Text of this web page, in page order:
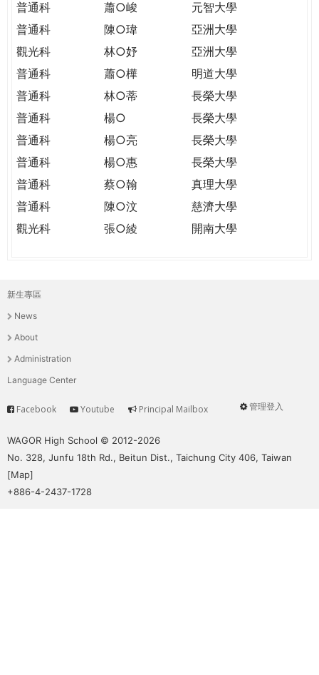
普通科 蕭○峻
元智大學
普通科
陳○瑋
亞洲大學
觀光科
林○妤
亞洲大學
普通科
蕭○樺
明道大學
普通科
林○蒂
長榮大學
普通科
楊○
長榮大學
普通科
楊○亮
長榮大學
普通科
楊○惠
長榮大學
普通科
蔡○翰
真理大學
普通科
陳○汶
慈濟大學
觀光科
張○綾 開南大學
主
選
單
新生專區
News
About
Administration
Language Center
User
管理登入
Service
Facebook Youtube Principal Mailbox
WAGOR High School © 2012-2026
No. 328, Junfu 18th Rd., Beitun Dist., Taichung City 406, Taiwan
[Map]
+886-4-2437-1728